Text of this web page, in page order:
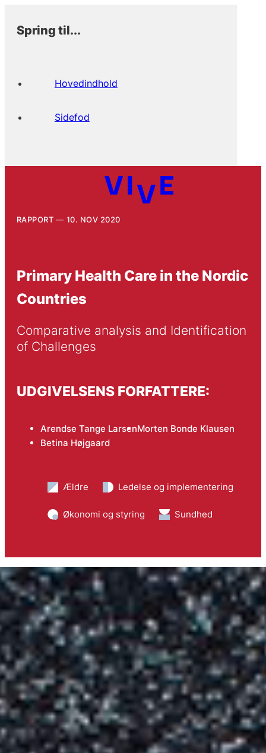
Spring til...
Hovedindhold
Sidefod
RAPPORT 10. NOV 2020
Primary Health Care in the Nordic
Countries
Comparative analysis and Identification
of Challenges
UDGIVELSENS FORFATTERE:
Arendse Tange LarsenMorten Bonde Klausen
Betina Højgaard
Ældre Ledelse og implementering
Økonomi og styring Sundhed